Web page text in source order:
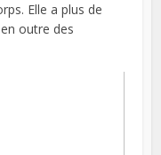
Elle a plus de
outre des